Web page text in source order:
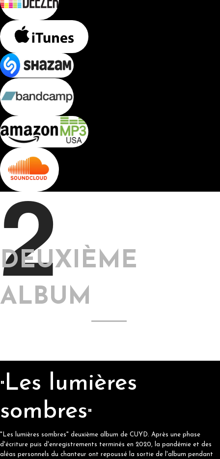
2
DEUXIÈME
ALBUM
" Les lumières
sombres"
"Les lumières sombres" deuxième album de CUYD. Après une phase
d'écriture puis d'enregistrements terminés en 2020, la pandémie et des
aléas personnels du chanteur ont repoussé la sortie de l'album pendant